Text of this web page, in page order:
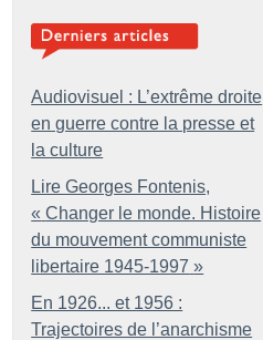
Audiovisuel : L’extrême droite
en guerre contre la presse et
la culture
Lire Georges Fontenis,
« Changer le monde. Histoire
du mouvement communiste
libertaire 1945-1997 »
En 1926... et 1956 :
Trajectoires de l’anarchisme